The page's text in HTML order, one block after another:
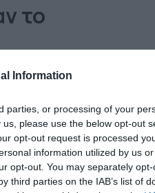
Information
parties, or processing of your
please use the below opt-out
opt-out request is processed
information utilized by us
opt-out. You may separately
third parties on the IAB’s list of
το
Όμως, ύστερα από
, σημείωσε ο
που προσφέρει